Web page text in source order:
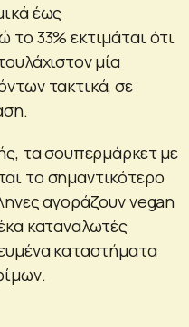
έως
33% εκτιμάται ότι
μία
τακτικά, σε
τα σουπερμάρκετ με
το σημαντικότερο
αγοράζουν vegan
καταναλωτές
καταστήματα